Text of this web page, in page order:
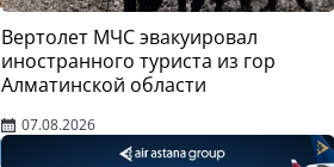
Вертолет МЧС эвакуировал
иностранного туриста из гор
Алматинской области
07.08.2026